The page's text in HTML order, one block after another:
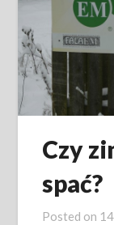
Czy
spać?
Posted on